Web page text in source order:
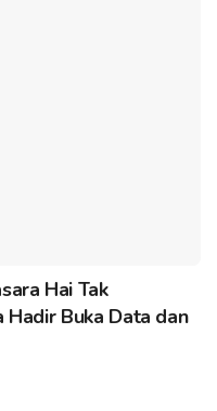
Hai Tak
Hadir Buka Data dan